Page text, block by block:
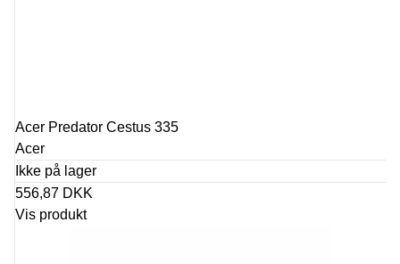
Acer Predator Cestus 335
Acer
Ikke på lager
556,87 DKK
Vis produkt